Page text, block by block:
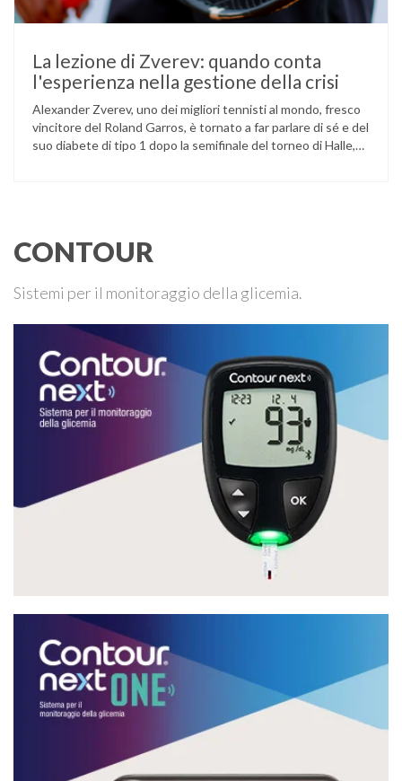
La lezione di Zverev: quando conta
l'esperienza nella gestione della crisi
Alexander Zverev, uno dei migliori tennisti al mondo, fresco
vincitore del Roland Garros, è tornato a far parlare di sé e del
suo diabete di tipo 1 dopo la semifinale del torneo di Halle,
CONTOUR
Sistemi per il monitoraggio della glicemia.